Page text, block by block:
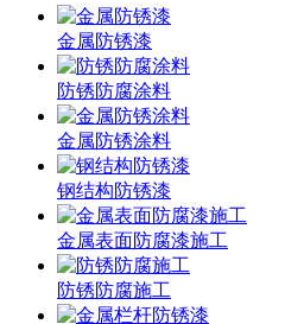
金属防锈漆
防锈防腐涂料
金属防锈涂料
钢结构防锈漆
金属表面防腐漆施工
防锈防腐施工